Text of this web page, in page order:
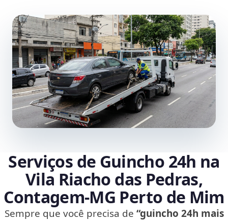
Serviços de Guincho 24h na
Vila Riacho das Pedras,
Contagem‑MG Perto de Mim
Sempre que você precisa de “guincho 24h mais